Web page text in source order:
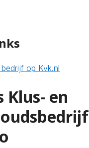
op Kvk.nl
Klus- en